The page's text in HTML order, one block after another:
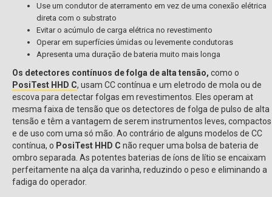
Use um condutor de aterramento em vez de uma conexão elétrica
direta com o substrato
Evitar o acúmulo de carga elétrica no revestimento
Operar em superfícies úmidas ou levemente condutoras
Apresenta uma duração de bateria muito mais longa
Os detectores contínuos de folga de alta tensão, como o
PosiTest HHD C, usam CC contínua e um eletrodo de mola ou de
escova para detectar folgas em revestimentos. Eles operam at
mesma faixa de tensão que os detectores de folga de pulso de alta
tensão e têm a vantagem de serem instrumentos leves, compactos
e de uso com uma só mão. Ao contrário de alguns modelos de CC
contínua, o PosiTest HHD C não requer uma bolsa de bateria de
ombro separada. As potentes baterias de íons de lítio se encaixam
perfeitamente na alça da varinha, reduzindo o peso e eliminando a
fadiga do operador.